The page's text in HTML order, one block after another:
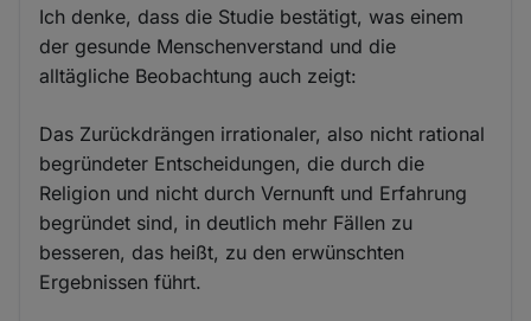
Ich denke, dass die Studie bestätigt, was einem
der gesunde Menschenverstand und die
alltägliche Beobachtung auch zeigt:
Das Zurückdrängen irrationaler, also nicht rational
begründeter Entscheidungen, die durch die
Religion und nicht durch Vernunft und Erfahrung
begründet sind, in deutlich mehr Fällen zu
besseren, das heißt, zu den erwünschten
Ergebnissen führt.